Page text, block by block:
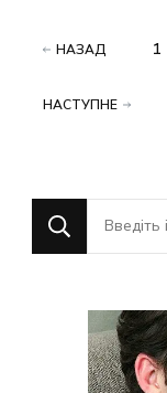
Пагінація
НАЗАД 1
НАСТУПНЕ
Шукаєте
щось?